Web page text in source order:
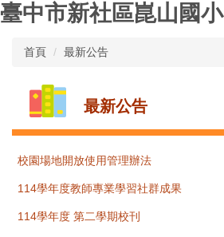
跳
臺中市新社區崑山國小
首頁 最新公告
最新公告
校園場地開放使用管理辦法
114學年度教師專業學習社群成果
114學年度 第二學期校刊